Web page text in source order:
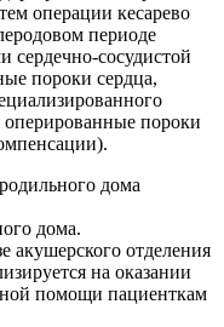
операции кесарево
периоде
сердечно-сосудистой
пороки сердца,
оперированные пороки
родильного дома
дома.
акушерского отделения
на оказании
помощи пациенткам